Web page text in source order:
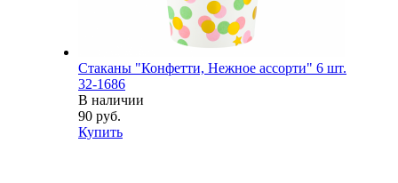
Стаканы "Конфетти, Нежное ассорти" 6 шт.
32-1686
В наличии
90 руб.
Купить